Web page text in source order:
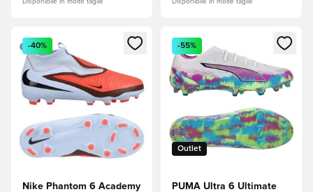
Disponibile in molte taglie Disponibile in molte taglie
Apre una finestra modale per accedere o registrarsi come
-40%
Nike Phantom 6 Academy
Apre una finestra modale
Outlet
-55%
PUMA Ultra 6 Ultimate